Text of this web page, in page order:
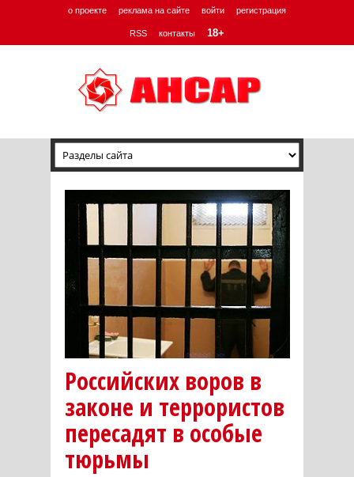
о проекте реклама на сайте войти регистрация
RSS контакты 18+
Российских воров в
законе и террористов
пересадят в особые
тюрьмы